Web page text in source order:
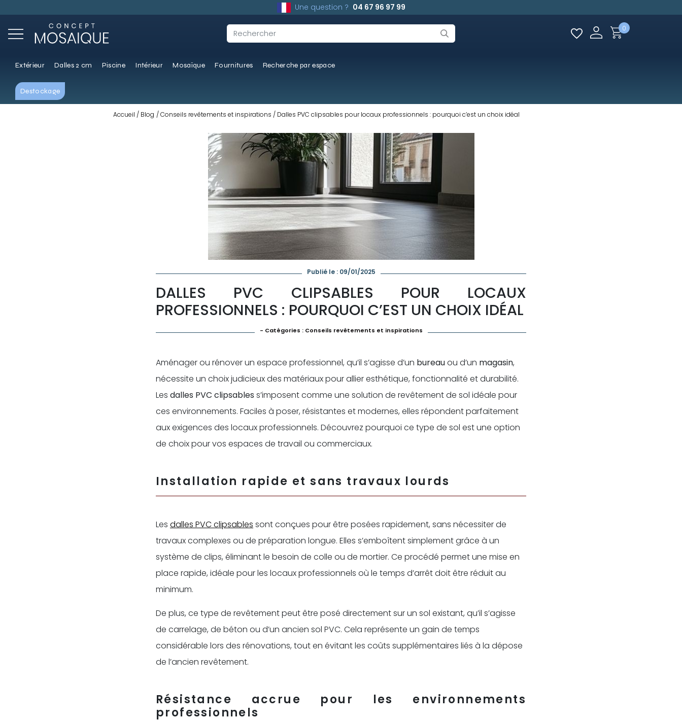
Une question ? 04 67 96 97 99
Extérieur Dalles 2 cm Piscine Intérieur Mosaïque Fournitures Recherche par espace
Destockage
0
Accueil Blog Conseils revêtements et inspirations Dalles PVC clipsables pour locaux professionnels : pourquoi c’est un choix idéal
Publié le : 09/01/2025
DALLES PVC CLIPSABLES POUR LOCAUX
PROFESSIONNELS : POURQUOI C’EST UN CHOIX IDÉAL
- Catégories : Conseils revêtements et inspirations
Aménager ou rénover un espace professionnel, qu’il s’agisse d’un bureauou d’un magasin,
nécessite un choix judicieux des matériaux pour allier esthétique, fonctionnalité et durabilité.
Les dalles PVC clipsables s’imposent comme une solution de revêtement de sol idéale pour
ces environnements. Faciles à poser, résistantes et modernes, elles répondent parfaitement
aux exigences des locaux professionnels. Découvrez pourquoi ce type de sol est une option
de choix pour vos espaces de travail ou commerciaux.
Installation rapide et sans travaux lourds
Les dalles PVC clipsables sont conçues pour être posées rapidement, sans nécessiter de
travaux complexes ou de préparation longue. Elles s’emboîtent simplement grâce à un
système de clips, éliminant le besoin de colle ou de mortier. Ce procédé permet une mise en
place rapide, idéale pour les locaux professionnels où le temps d’arrêt doit être réduit au
minimum.
De plus, ce type de revêtement peut être posé directement sur un sol existant, qu’il s’agisse
de carrelage, de béton ou d’un ancien sol PVC. Cela représente un gain de temps
considérable lors des rénovations, tout en évitant les coûts supplémentaires liés à la dépose
de l’ancien revêtement.
Résistance accrue pour les environnements
professionnels